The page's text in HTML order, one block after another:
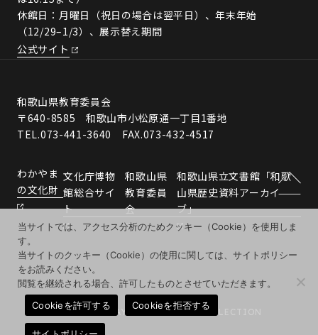
休館日：月曜日（祝日の場合は翌平日）、年末年始
（12/29–1/3）、展示替え期間
公式サイト
和歌山県教育委員会
〒640-8585 和歌山市小松原通一丁目1番地
TEL.073-441-3640 FAX.073-432-4517
わかやま
の文化財
文化庁博物
館総合サイ
ト
和歌山県
教育委員
会
和歌山県立文書館「和歌
山県歴史資料アーカイ
ブ」
© 2026 WAKAYAMA MUSEUMS COLLECTION
当サイトでは、アクセス分析のためクッキー（Cookie）を使用しま
す。
当サイトのクッキー（Cookie）の使用に関しては、サイトポリシー
をお読みください。
閲覧を継続される場合、許可したものとさせていただきます。
Cookieを許可する
Cookieを拒否する